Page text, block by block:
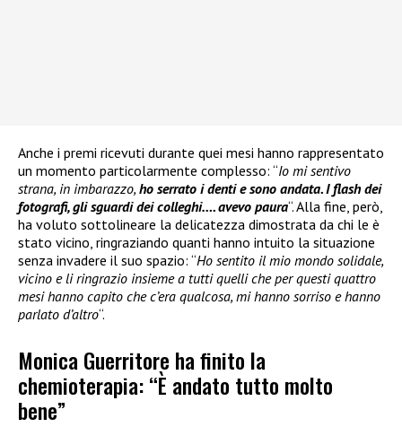
Anche i premi ricevuti durante quei mesi hanno rappresentato
un momento particolarmente complesso: “Io mi sentivo
strana, in imbarazzo, ho serrato i denti e sono andata. I flash dei
fotografi, gli sguardi dei colleghi…. avevo paura“. Alla fine, però,
ha voluto sottolineare la delicatezza dimostrata da chi le è
stato vicino, ringraziando quanti hanno intuito la situazione
senza invadere il suo spazio: “Ho sentito il mio mondo solidale,
vicino e li ringrazio insieme a tutti quelli che per questi quattro
mesi hanno capito che c’era qualcosa, mi hanno sorriso e hanno
parlato d’altro“.
Monica Guerritore ha finito la
chemioterapia: “È andato tutto molto
bene”